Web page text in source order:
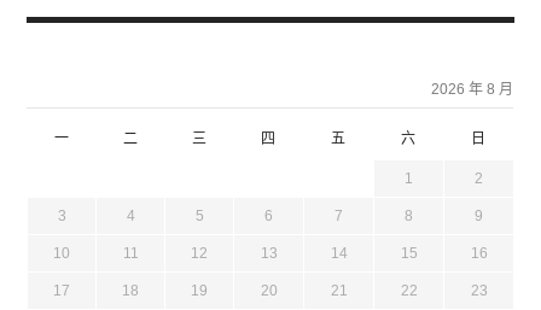
2026 年 8 月
一 二 三 四 五 六 日
1 2
3 4 5 6 7 8 9
10 11 12 13 14 15 16
17 18 19 20 21 22 23